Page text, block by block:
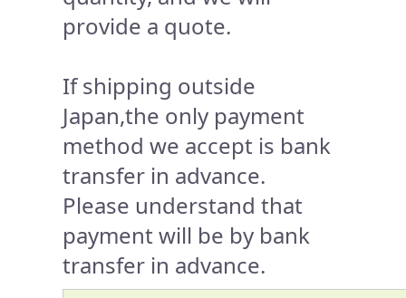
provide a quote.
If shipping outside
Japan,the only payment
method we accept is bank
transfer in advance.
Please understand that
payment will be by bank
transfer in advance.